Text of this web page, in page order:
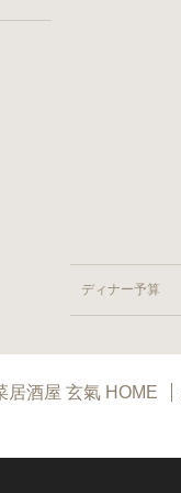
ディナー予算
居酒屋 玄氣 HOME